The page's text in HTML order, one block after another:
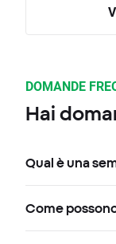
DOMANDE
Hai
Qual è una
Come